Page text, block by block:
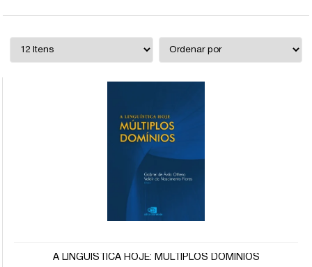
A LINGUÍSTICA HOJE: MÚLTIPLOS DOMÍNIOS